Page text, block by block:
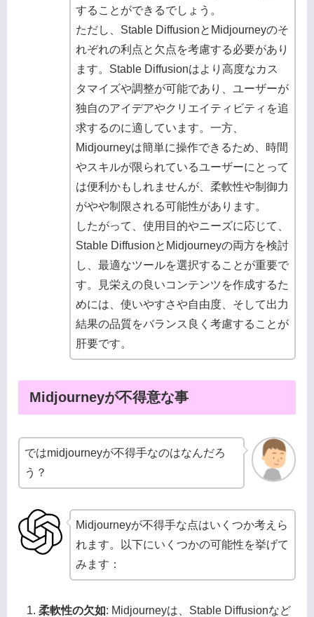
することができるでしょう。
ただし、Stable DiffusionとMidjourneyのそ
れぞれの利点と欠点を考慮する必要があり
ます。Stable Diffusionはより高度なカス
タマイズや調整が可能であり、ユーザーが
独自のアイデアやクリエイティビティを追
求するのに適しています。一方、
Midjourneyは簡単に操作できるため、時間
やスキルが限られているユーザーにとって
は便利かもしれませんが、柔軟性や制御力
がやや制限される可能性があります。
したがって、使用目的やニーズに応じて、
Stable DiffusionとMidjourneyの両方を検討
し、最適なツールを選択することが重要で
す。見栄えの良いコンテンツを作成するた
めには、使いやすさや自由度、そして出力
結果の品質をバランス良く考慮することが
肝要です。
Midjourneyが不得意な事
ではmidjourneyが不得手なのはなんだろ
う？
Midjourneyが不得手な点はいくつか考えら
れます。以下にいくつかの可能性を挙げて
みます：
柔軟性の欠如: Midjourneyは、Stable Diffusionなど